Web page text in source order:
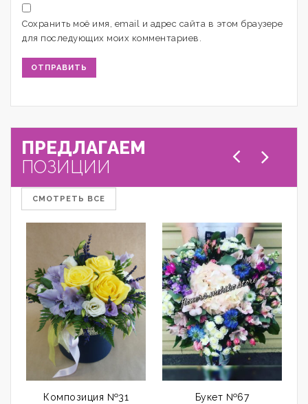
Сохранить моё имя, email и адрес сайта в этом браузере
для последующих моих комментариев.
ПРЕДЛАГАЕМ
ПОЗИЦИИ
СМОТРЕТЬ ВСЕ
Композиция №31 Букет №67